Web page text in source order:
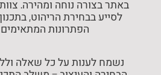
באתר בצורה נוחה ומהירה.
לסייע בבחירת הריהוט,
הפתרונות
נשמח לענות על כל שאלה